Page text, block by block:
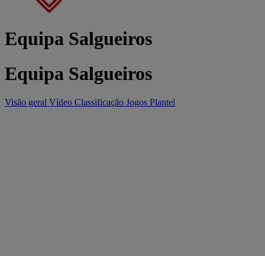
Equipa Salgueiros
Equipa Salgueiros
Visão geral Vídeo Classificação Jogos Plantel